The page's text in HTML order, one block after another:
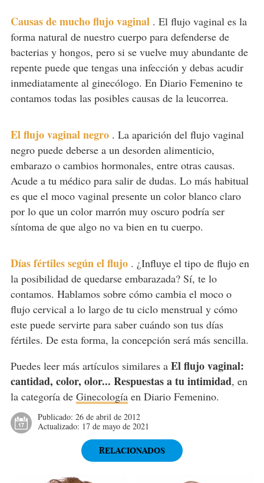
Causas de mucho flujo vaginal . El flujo vaginal es la
forma natural de nuestro cuerpo para defenderse de
bacterias y hongos, pero si se vuelve muy abundante de
repente puede que tengas una infección y debas acudir
inmediatamente al ginecólogo. En Diario Femenino te
contamos todas las posibles causas de la leucorrea.
El flujo vaginal negro . La aparición del flujo vaginal
negro puede deberse a un desorden alimenticio,
embarazo o cambios hormonales, entre otras causas.
Acude a tu médico para salir de dudas. Lo más habitual
es que el moco vaginal presente un color blanco claro
por lo que un color marrón muy oscuro podría ser
síntoma de que algo no va bien en tu cuerpo.
Días fértiles según el flujo . ¿Influye el tipo de flujo en
la posibilidad de quedarse embarazada? Sí, te lo
contamos. Hablamos sobre cómo cambia el moco o
flujo cervical a lo largo de tu ciclo menstrual y cómo
este puede servirte para saber cuándo son tus días
fértiles. De esta forma, la concepción será más sencilla.
Puedes leer más artículos similares a El flujo vaginal:
cantidad, color, olor... Respuestas a tu intimidad, en
la categoría de Ginecologíaen Diario Femenino.
Publicado: 26 de abril de 2012
Actualizado: 17 de mayo de 2021
RELACIONADOS